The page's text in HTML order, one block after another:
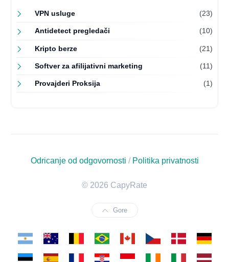
VPN usluge (23)
Antidetect pregledači (10)
Kripto berze (21)
Softver za afilijativni marketing (11)
Provajderi Proksija (1)
Odricanje od odgovornosti / Politika privatnosti
© 2026 CapyRate
Gore